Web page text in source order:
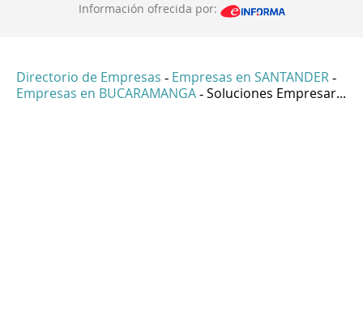
Información ofrecida por:
Directorio de Empresas - Empresas en SANTANDER -
Empresas en BUCARAMANGA - Soluciones Empresar...